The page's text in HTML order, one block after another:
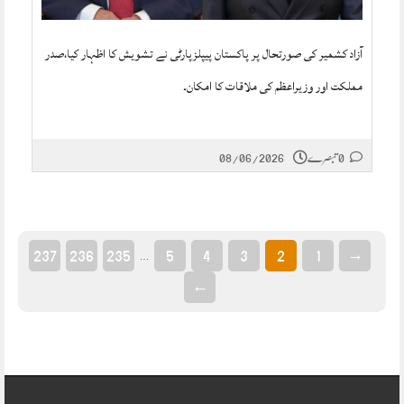
آزاد کشمیر کی صورتحال پر پاکستان پیپلزپارٹی نے تشویش کا اظہار کیا،صدر
مملکت اور وزیراعظم کی ملاقات کا امکان۔
08/06/2026
→
1
2
3
4
5
235
236
237
←